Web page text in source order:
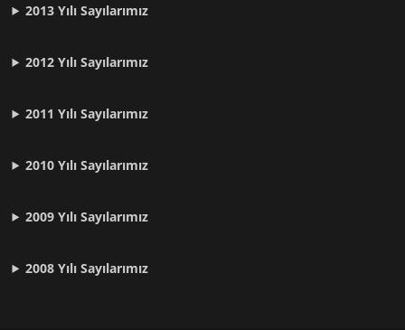
2013 Yılı Sayılarımız
2012 YılıSayılarımız
2011 YılıSayılarımız
2010 YılıSayılarımız
2009 YılıSayılarımız
2008 YılıSayılarımız